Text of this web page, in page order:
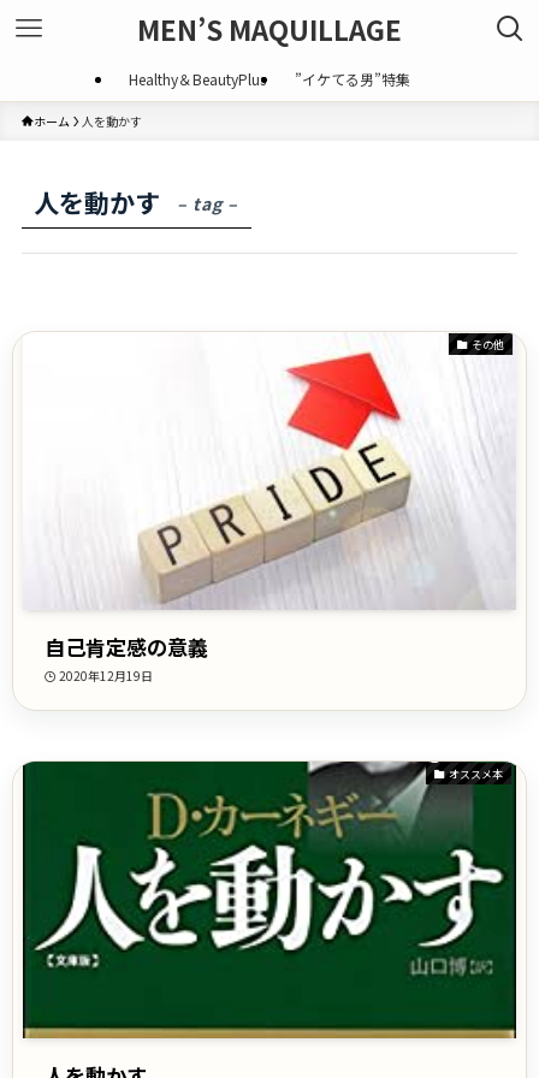
MEN’S MAQUILLAGE
Healthy＆BeautyPlus ”イケてる男”特集
ホーム 人を動かす
人を動かす – tag –
その他
自己肯定感の意義
2020年12月19日
オススメ本